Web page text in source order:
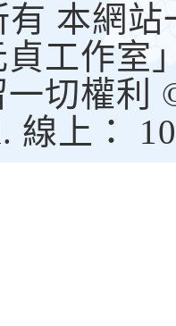
本網站
工作室
一切權利
線上： 10